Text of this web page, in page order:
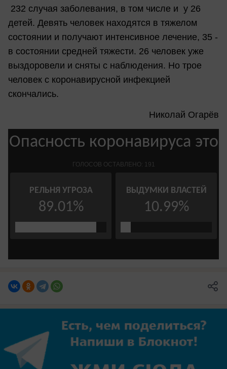
232 случая заболевания, в том числе и у 26
детей. Девять человек находятся в тяжелом
состоянии и получают интенсивное лечение, 35 -
в состоянии средней тяжести. 26 человек уже
выздоровели и сняты с наблюдения. Но трое
человек с коронавирусной инфекцией
скончались.
Николай Огарёв